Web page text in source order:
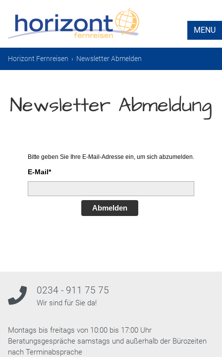
MENU
Horizont Fernreisen › Newsletter Abmelden
Newsletter Abmeldung
Bitte geben Sie Ihre E-Mail-Adresse ein, um sich abzumelden.
E-Mail*
Abmelden
0234 - 911 75 75
Wir sind für Sie da!
Montags bis freitags von 10:00 bis 17:00 Uhr
Beratungsgespräche samstags und außerhalb der Bürozeiten
nach Terminabsprache